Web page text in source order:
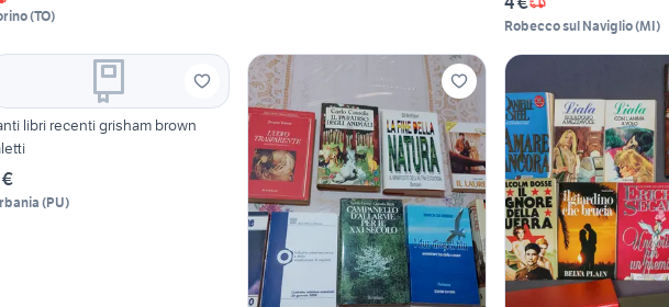
(TO)
Robecco sul Naviglio(MI)
libri recenti grisham brown
(PU)